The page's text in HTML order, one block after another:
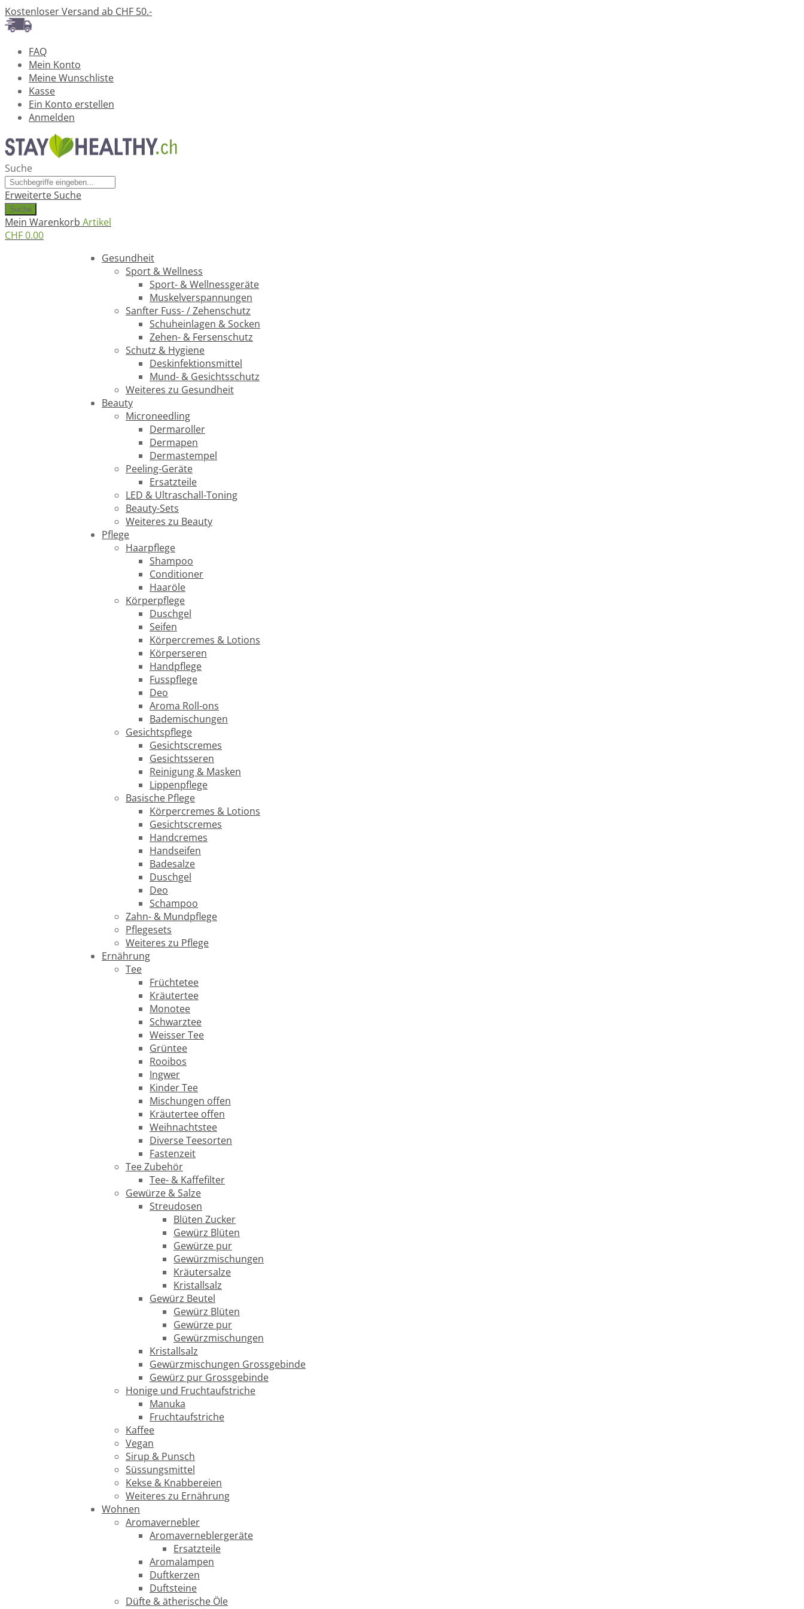
Kostenloser Versand ab CHF 50.-
FAQ
Mein Konto
Meine Wunschliste
Kasse
Ein Konto erstellen
Anmelden
Suche
Erweiterte Suche
Suche
Mein Warenkorb Artikel
CHF 0.00
Gesundheit
Sport & Wellness
Sport- & Wellnessgeräte
Muskelverspannungen
Sanfter Fuss- / Zehenschutz
Schuheinlagen & Socken
Zehen- & Fersenschutz
Schutz & Hygiene
Deskinfektionsmittel
Mund- & Gesichtsschutz
Weiteres zu Gesundheit
Beauty
Microneedling
Dermaroller
Dermapen
Dermastempel
Peeling-Geräte
Ersatzteile
LED & Ultraschall-Toning
Beauty-Sets
Weiteres zu Beauty
Pflege
Haarpflege
Shampoo
Conditioner
Haaröle
Körperpflege
Duschgel
Seifen
Körpercremes & Lotions
Körperseren
Handpflege
Fusspflege
Deo
Aroma Roll-ons
Bademischungen
Gesichtspflege
Gesichtscremes
Gesichtsseren
Reinigung & Masken
Lippenpflege
Basische Pflege
Körpercremes & Lotions
Gesichtscremes
Handcremes
Handseifen
Badesalze
Duschgel
Deo
Schampoo
Zahn- & Mundpflege
Pflegesets
Weiteres zu Pflege
Ernährung
Tee
Früchtetee
Kräutertee
Monotee
Schwarztee
Weisser Tee
Grüntee
Rooibos
Ingwer
Kinder Tee
Mischungen offen
Kräutertee offen
Weihnachtstee
Diverse Teesorten
Fastenzeit
Tee Zubehör
Tee- & Kaffefilter
Gewürze & Salze
Streudosen
Blüten Zucker
Gewürz Blüten
Gewürze pur
Gewürzmischungen
Kräutersalze
Kristallsalz
Gewürz Beutel
Gewürz Blüten
Gewürze pur
Gewürzmischungen
Kristallsalz
Gewürzmischungen Grossgebinde
Gewürz pur Grossgebinde
Honige und Fruchtaufstriche
Manuka
Fruchtaufstriche
Kaffee
Vegan
Sirup & Punsch
Süssungsmittel
Kekse & Knabbereien
Weiteres zu Ernährung
Wohnen
Aromavernebler
Aromaverneblergeräte
Ersatzteile
Aromalampen
Duftkerzen
Duftsteine
Düfte & ätherische Öle